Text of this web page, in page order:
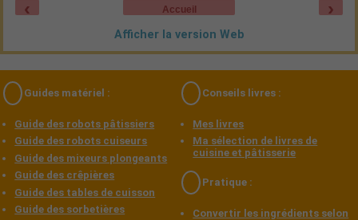
‹ ›
Accueil
Afficher la version Web
Guides matériel :
Guide des robots pâtissiers
Guide des robots cuiseurs
Guide des mixeurs plongeants
Guide des crêpières
Guide des tables de cuisson
Guide des sorbetières
Conseils livres :
Mes livres
Ma sélection de livres de
cuisine et pâtisserie
Pratique :
Convertir les ingrédients selon